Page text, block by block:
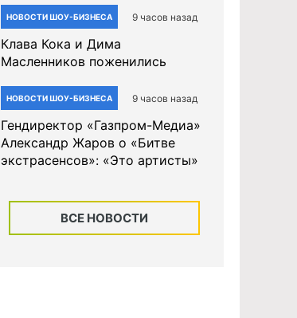
НОВОСТИ ШОУ-БИЗНЕСА 9 часов назад
Клава Кока и Дима
Масленников поженились
НОВОСТИ ШОУ-БИЗНЕСА 9 часов назад
Гендиректор «Газпром-Медиа»
Александр Жаров о «Битве
экстрасенсов»: «Это артисты»
ВСЕ НОВОСТИ